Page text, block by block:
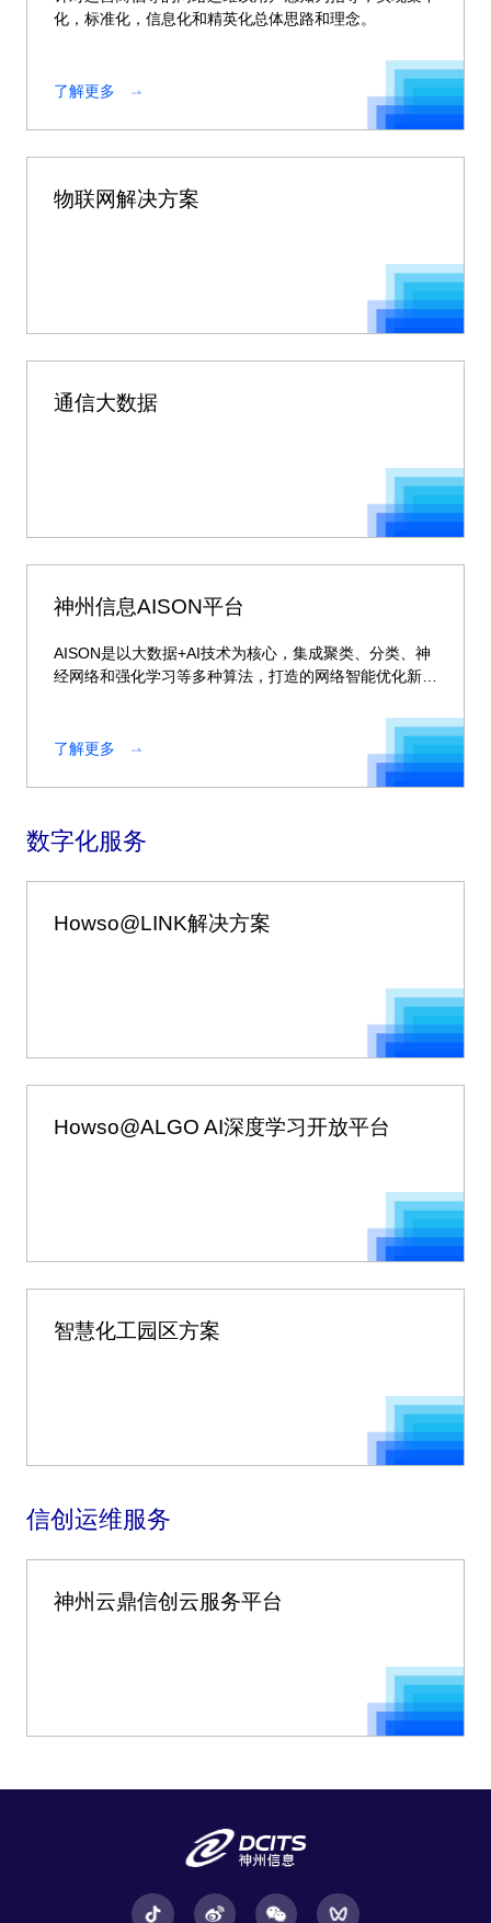
化，标准化，信息化和精英化总体思路和理念。
了解更多
物联网解决方案
通信大数据
神州信息AISON平台
AISON是以大数据+AI技术为核心，集成聚类、分类、神
经网络和强化学习等多种算法，打造的网络智能优化新平
了解更多
数字化服务
Howso@LINK解决方案
Howso@ALGO AI深度学习开放平台
智慧化工园区方案
信创运维服务
神州云鼎信创云服务平台